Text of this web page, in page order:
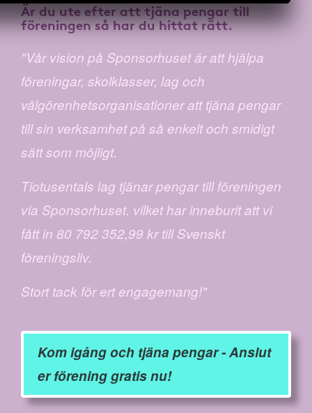
Är du ute efter atttjäna pengar till
föreningenså har du hittat rätt.
"Vår vision på Sponsorhuset är att hjälpa
föreningar, skolklasser, lag och
välgörenhetsorganisationer att tjäna pengar
till sin verksamhet på så enkelt och smidigt
sätt som möjligt.
Tiotusentals lag tjänar pengar till föreningen
via Sponsorhuset. vilket har inneburit att vi
fått in 80 792 352,99 kr till Svenskt
föreningsliv.
Stort tack för ert engagemang!"
Kom igång och tjäna pengar - Anslut
er förening gratis nu!